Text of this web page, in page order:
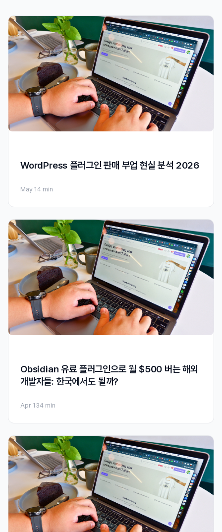
WordPress 플러그인 판매 부업 현실 분석 2026
May 14 min
Obsidian 유료 플러그인으로 월 $500 버는 해외
개발자들: 한국에서도 될까?
Apr 134 min